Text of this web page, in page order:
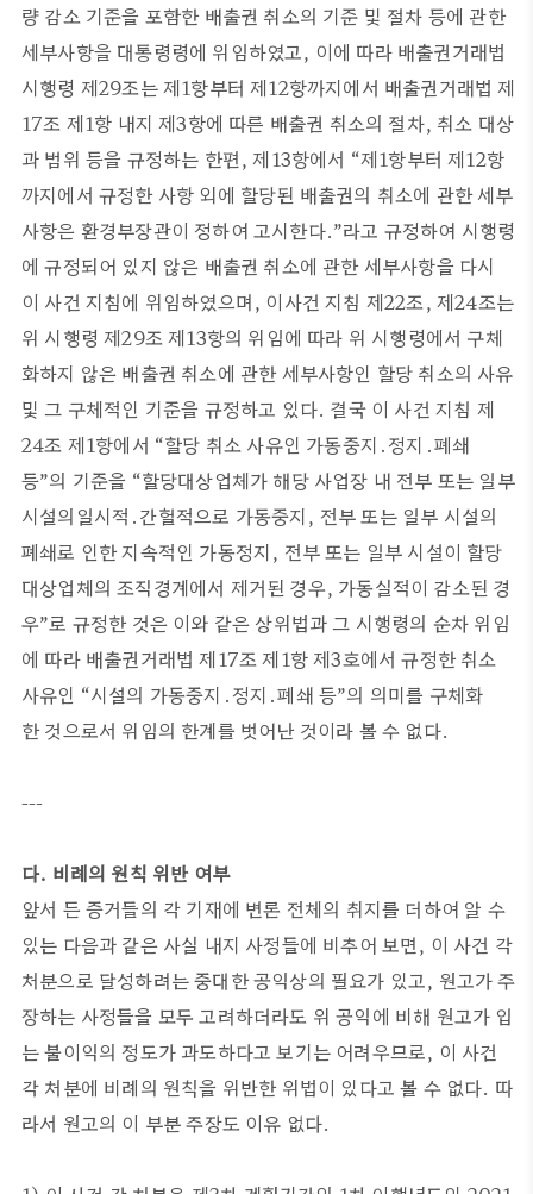
량 감소 기준을 포함한 배출권 취소의 기준 및 절차 등에 관한
세부사항을 대통령령에 위임하였고, 이에 따라 배출권거래법
시행령 제29조는 제1항부터 제12항까지에서 배출권거래법 제
17조 제1항 내지 제3항에 따른 배출권 취소의 절차, 취소 대상
과 범위 등을 규정하는 한편, 제13항에서 “제1항부터 제12항
까지에서 규정한 사항 외에 할당된 배출권의 취소에 관한 세부
사항은 환경부장관이 정하여 고시한다.”라고 규정하여 시행령
에 규정되어 있지 않은 배출권 취소에 관한 세부사항을 다시
이 사건 지침에 위임하였으며, 이사건 지침 제22조, 제24조는
위 시행령 제29조 제13항의 위임에 따라 위 시행령에서 구체
화하지 않은 배출권 취소에 관한 세부사항인 할당 취소의 사유
및 그 구체적인 기준을 규정하고 있다. 결국 이 사건 지침 제
24조 제1항에서 “할당 취소 사유인 가동중지․정지․폐쇄
등”의 기준을 “할당대상업체가 해당 사업장 내 전부 또는 일부
시설의일시적․간헐적으로 가동중지, 전부 또는 일부 시설의
폐쇄로 인한 지속적인 가동정지, 전부 또는 일부 시설이 할당
대상업체의 조직경계에서 제거된 경우, 가동실적이 감소된 경
우”로 규정한 것은 이와 같은 상위법과 그 시행령의 순차 위임
에 따라 배출권거래법 제17조 제1항 제3호에서 규정한 취소
사유인 “시설의 가동중지․정지․폐쇄 등”의 의미를 구체화
한 것으로서 위임의 한계를 벗어난 것이라 볼 수 없다.
---
다. 비례의 원칙 위반 여부
앞서 든 증거들의 각 기재에 변론 전체의 취지를 더하여 알 수
있는 다음과 같은 사실 내지 사정들에 비추어 보면, 이 사건 각
처분으로 달성하려는 중대한 공익상의 필요가 있고, 원고가 주
장하는 사정들을 모두 고려하더라도 위 공익에 비해 원고가 입
는 불이익의 정도가 과도하다고 보기는 어려우므로, 이 사건
각 처분에 비례의 원칙을 위반한 위법이 있다고 볼 수 없다. 따
라서 원고의 이 부분 주장도 이유 없다.